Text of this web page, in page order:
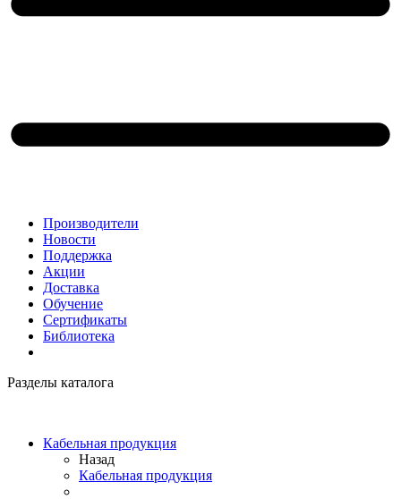
Производители
Новости
Поддержка
Акции
Доставка
Обучение
Сертификаты
Библиотека
Разделы каталога
Кабельная продукция
Назад
Кабельная продукция